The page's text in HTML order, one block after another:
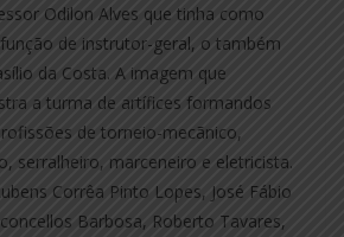
Odilon Alves que tinha como
de instrutor-geral, o também
da Costa. A imagem que
a turma de artífices formandos
de torneio-mecãnico,
serralheiro, marceneiro e eletricista.
Corrêa Pinto Lopes, José Fábio
Barbosa, Roberto Tavares,